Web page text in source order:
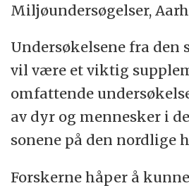
Miljøundersøgelser,
Undersøkelsene fra den
vil være et viktig
omfattende
av dyr og mennesker i
sonene på den nordlige
Forskerne håper å